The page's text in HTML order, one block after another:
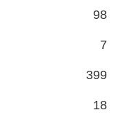
98
7
399
18